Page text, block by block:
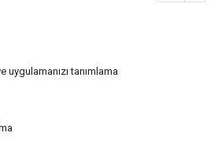
tanımlama